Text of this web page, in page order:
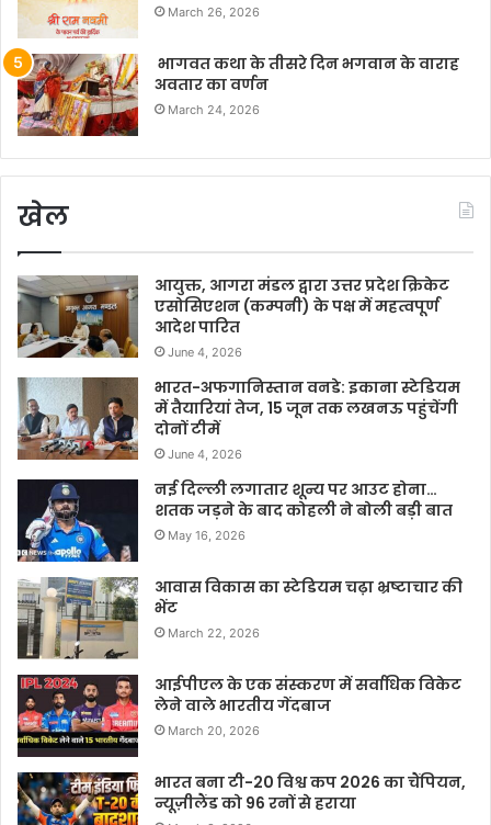
March 26, 2026
भागवत कथा के तीसरे दिन भगवान के वाराह
अवतार का वर्णन
March 24, 2026
खेल
आयुक्त, आगरा मंडल द्वारा उत्तर प्रदेश क्रिकेट
एसोसिएशन (कम्पनी) के पक्ष में महत्वपूर्ण
आदेश पारित
June 4, 2026
भारत-अफगानिस्तान वनडे: इकाना स्टेडियम
में तैयारियां तेज, 15 जून तक लखनऊ पहुंचेंगी
दोनों टीमें
June 4, 2026
नई दिल्ली लगातार शून्य पर आउट होना…
शतक जड़ने के बाद कोहली ने बोली बड़ी बात
May 16, 2026
आवास विकास का स्टेडियम चढ़ा भ्रष्टाचार की
भेंट
March 22, 2026
आईपीएल के एक संस्करण में सर्वाधिक विकेट
लेने वाले भारतीय गेंदबाज
March 20, 2026
भारत बना टी-20 विश्व कप 2026 का चैंपियन,
न्यूज़ीलैंड को 96 रनों से हराया